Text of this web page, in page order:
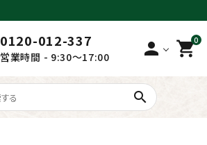
0120-012-337
営業時間 - 9:30～17:00 person 0
shopping_cart
search